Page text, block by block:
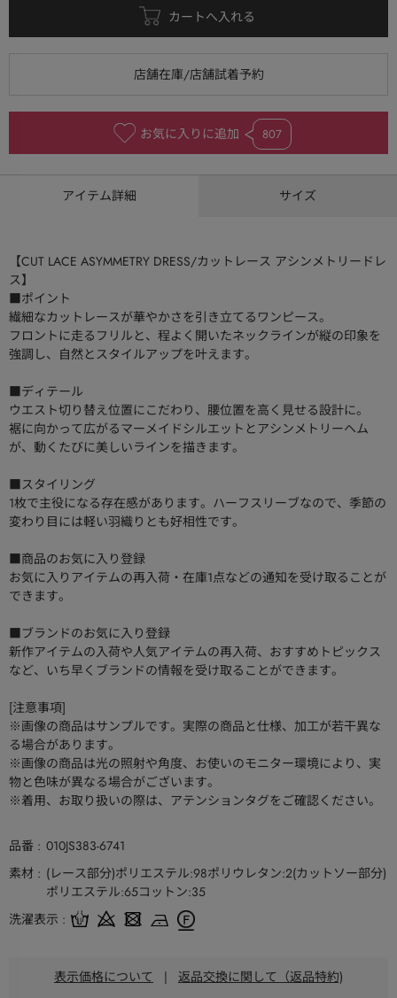
お気に入りに追加 807
アイテム詳細 サイズ
【CUT LACE ASYMMETRY DRESS/カットレース アシンメトリードレ
ス】
■ポイント
繊細なカットレースが華やかさを引き立てるワンピース。
フロントに走るフリルと、程よく開いたネックラインが縦の印象を
強調し、自然とスタイルアップを叶えます。
■ディテール
ウエスト切り替え位置にこだわり、腰位置を高く見せる設計に。
裾に向かって広がるマーメイドシルエットとアシンメトリーヘム
が、動くたびに美しいラインを描きます。
■スタイリング
1枚で主役になる存在感があります。ハーフスリーブなので、季節の
変わり目には軽い羽織りとも好相性です。
■商品のお気に入り登録
お気に入りアイテムの再入荷・在庫1点などの通知を受け取ることが
できます。
■ブランドのお気に入り登録
新作アイテムの入荷や人気アイテムの再入荷、おすすめトピックス
など、いち早くブランドの情報を受け取ることができます。
[注意事項]
※画像の商品はサンプルです。実際の商品と仕様、加工が若干異な
る場合があります。
※画像の商品は光の照射や角度、お使いのモニター環境により、実
物と色味が異なる場合がございます。
※着用、お取り扱いの際は、アテンションタグをご確認ください。
品番
010JS383-6741
素材
(レース部分)ポリエステル:98ポリウレタン:2(カットソー部分)
ポリエステル:65コットン:35
洗濯表示
表示価格について | 返品交換に関して（返品特約)